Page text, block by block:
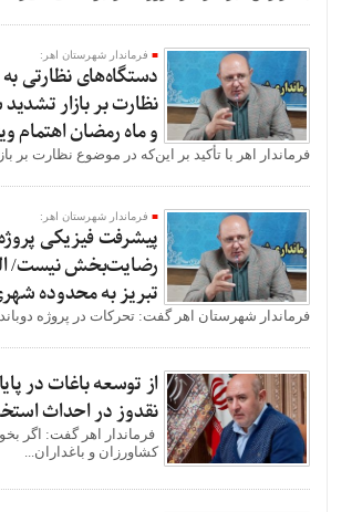
فرماندار شهرستان اهر:
دستگاه‌های نظارتی
نظارت بر بازار
و ماه رمضان اهتمام
فرماندار اهر با تأکید بر این‌که در موضوع نظارت بر
فرماندار شهرستان اهر:
پیشرفت فیزیکی
رضایت‌بخش نیست/
تبریز به محدوده
فرماندار شهرستان اهر گفت: تحرکات در پروژه
از توسعه باغات در
نقدوز در احداث
فرماندار اهر گفت: اگر
کشاورزان و باغداران...